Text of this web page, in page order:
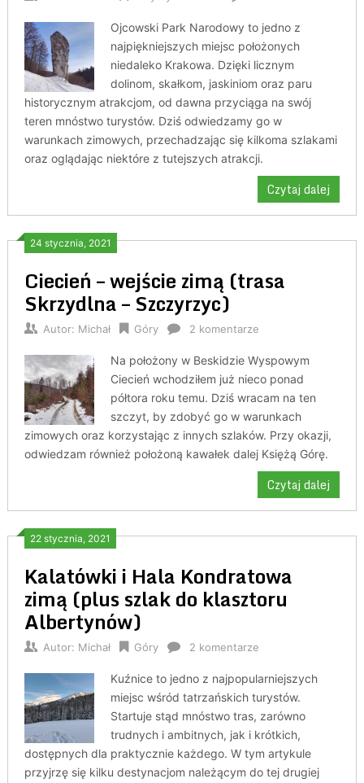
Ojcowski Park Narodowy to jedno z
najpiękniejszych miejsc położonych
niedaleko Krakowa. Dzięki licznym
dolinom, skałkom, jaskiniom oraz paru
historycznym atrakcjom, od dawna przyciąga na swój
teren mnóstwo turystów. Dziś odwiedzamy go w
warunkach zimowych, przechadzając się kilkoma szlakami
oraz oglądając niektóre z tutejszych atrakcji.
Czytaj dalej
24 stycznia, 2021
Ciecień – wejście zimą (trasa
Skrzydlna – Szczyrzyc)
Autor: Michał Góry 2 komentarze
Na położony w Beskidzie Wyspowym
Ciecień wchodziłem już nieco ponad
półtora roku temu. Dziś wracam na ten
szczyt, by zdobyć go w warunkach
zimowych oraz korzystając z innych szlaków. Przy okazji,
odwiedzam również położoną kawałek dalej Księżą Górę.
Czytaj dalej
22 stycznia, 2021
Kalatówki i Hala Kondratowa
zimą (plus szlak do klasztoru
Albertynów)
Autor: Michał Góry 2 komentarze
Kuźnice to jedno z najpopularniejszych
miejsc wśród tatrzańskich turystów.
Startuje stąd mnóstwo tras, zarówno
trudnych i ambitnych, jak i krótkich,
dostępnych dla praktycznie każdego. W tym artykule
przyjrzę się kilku destynacjom należącym do tej drugiej